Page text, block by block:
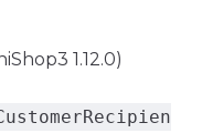
1.12.0)